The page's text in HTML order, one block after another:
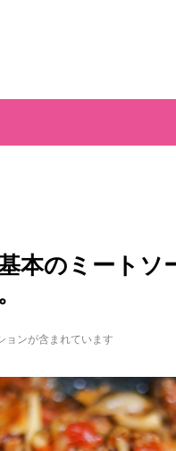
本のミートソ
ンが含まれています